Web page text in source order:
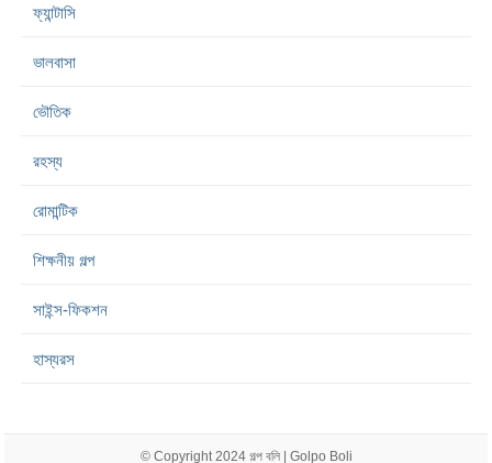
ফ্যান্টাসি
ভালবাসা
ভৌতিক
রহস্য
রোমান্টিক
শিক্ষনীয় গল্প
সাইন্স-ফিকশন
হাস্যরস
© Copyright 2024 গল্প বলি | Golpo Boli